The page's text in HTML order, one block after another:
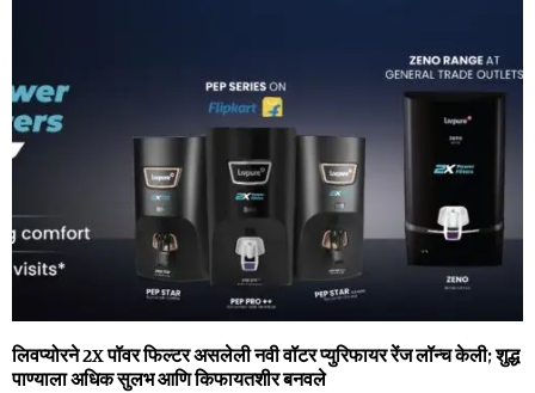
लिवप्योरने 2X पॉवर फिल्टर असलेली नवी वॉटर प्युरिफायर रेंज लॉन्च केली; शुद्ध
पाण्याला अधिक सुलभ आणि किफायतशीर बनवले